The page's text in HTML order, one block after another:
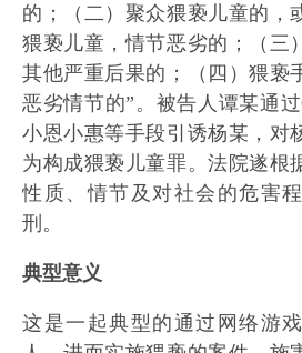
的；（二）聚众猥亵儿童的，
猥亵儿童，情节恶劣的；（三
其他严重后果的；（四）猥亵
恶劣情节的”。被告人谭某通
小恩小惠等手段引诱杨某，对
为构成猥亵儿童罪。法院遂根
性质、情节及对社会的危害
刑。
典型意义
这是一起典型的通过网络游